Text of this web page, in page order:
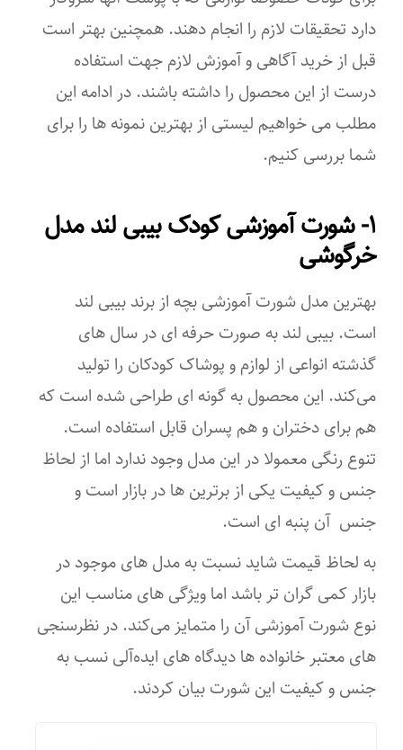
دارد تحقیقات لازم را انجام دهند. همچنین بهتر است
قبل از خرید آگاهی و آموزش لازم جهت استفاده
درست از این محصول را داشته باشند. در ادامه این
مطلب می خواهیم لیستی از بهترین نمونه ها را برای
شما بررسی کنیم.
۱- شورت آموزشی کودک بیبی لند مدل
خرگوشی
بهترین مدل شورت آموزشی بچه از برند بیبی لند
است. بیبی لند به صورت حرفه ای در سال های
گذشته انواعی از لوازم و پوشاک کودکان را تولید
می‌کند. این محصول به گونه ای طراحی شده است که
هم برای دختران و هم پسران قابل استفاده است.
تنوع رنگی معمولا در این مدل وجود ندارد اما از لحاظ
جنس و کیفیت یکی از برترین ها در بازار است و
جنس آن پنبه ای است.
به لحاظ قیمت شاید نسبت به مدل های موجود در
بازار کمی گران تر باشد اما ویژگی های مناسب این
نوع شورت آموزشی آن را متمایز می‌کند. در نظرسنجی
های معتبر خانواده ها دیدگاه های ایده‌آلی نسب به
جنس و کیفیت این شورت بیان کردند.